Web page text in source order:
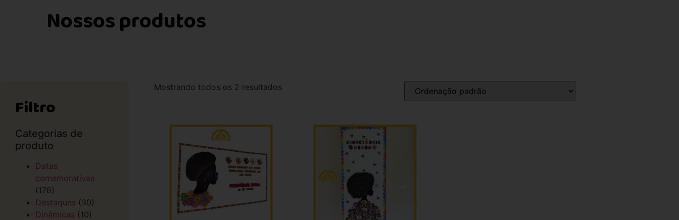
Nossos produtos
Filtro
Categorias de
produto
Datas
comemorativas
(176)
Destaques (30)
Dinâmicas (10)
Mostrando todos os 2 resultados